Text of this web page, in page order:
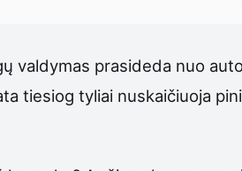
valdymas prasideda nuo
tiesiog tyliai nuskaičiuoja